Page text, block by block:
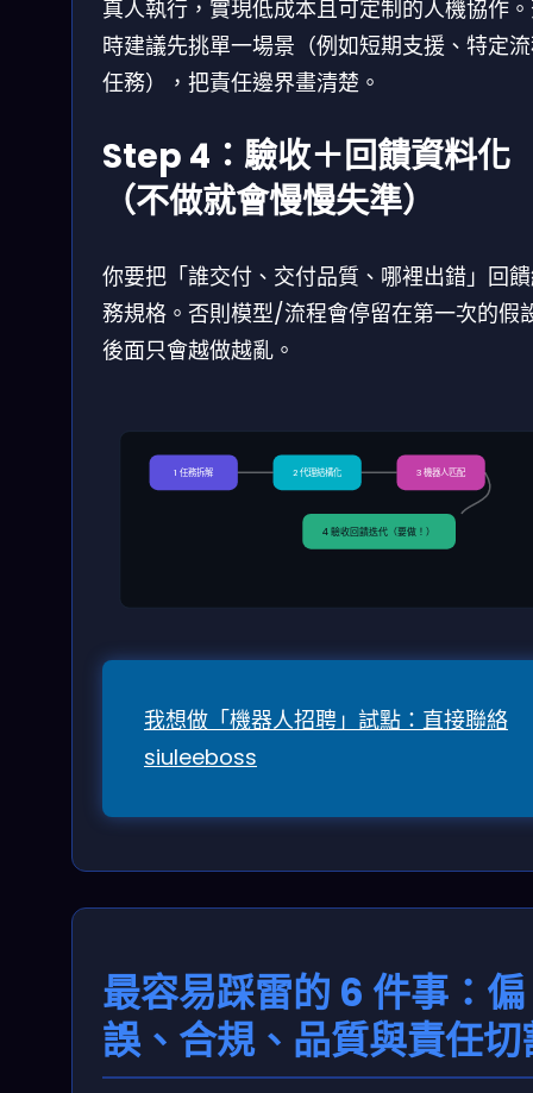
真人執行，實現低成本且可定制的人機協作
時建議先挑單一場景（例如短期支援、特定
任務），把責任邊界畫清楚。
Step 4：驗收＋回饋資料化
（不做就會慢慢失準）
你要把「誰交付、交付品質、哪裡出錯」回
務規格。否則模型/流程會停留在第一次的假
後面只會越做越亂。
1 任務拆解 2 代理結構化 3 機器人匹配
4 驗收回饋迭代（要做！）
我想做「機器人招聘」試點：直接聯絡
siuleeboss
最容易踩雷的 6 件事：偏
誤、合規、品質與責任切